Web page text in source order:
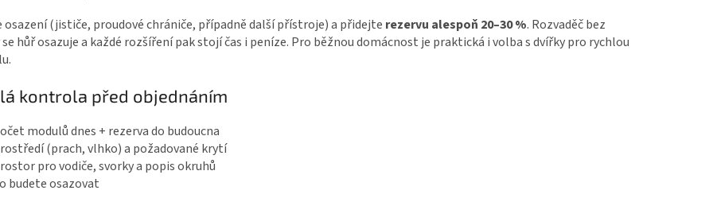
s
u
osazení (jističe, proudové chrániče, případně další přístroje) a přidejte rezervu alespoň 20–30 %. Rozvaděč bez
hůř osazuje a každé rozšíření pak stojí čas i peníze. Pro běžnou domácnost je praktická i volba s dvířky pro rychlou
kontrola před objednáním
modulů dnes + rezerva do budoucna
(prach, vlhko) a požadované krytí
pro vodiče, svorky a popis okruhů
budete osazovat